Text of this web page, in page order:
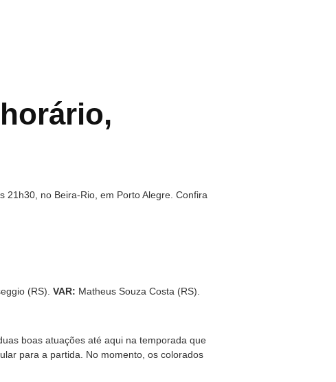
21h30, no Beira-Rio, em Porto Alegre. Confira
(RS). VAR: Matheus Souza Costa (RS).
boas atuações até aqui na temporada que
para a partida. No momento, os colorados